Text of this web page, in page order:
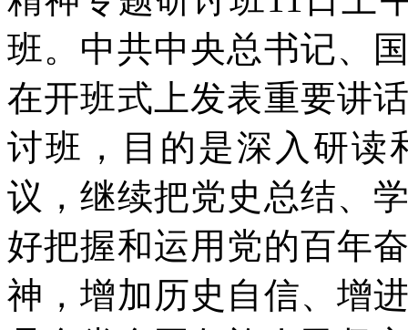
班。中共中央总书记、
在开班式上发表重要讲
讨班，目的是深入研读
议，继续把党史总结、
好把握和运用党的百年
神，增加历史自信、增